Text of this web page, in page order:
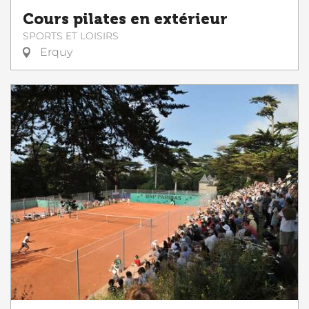
Cours pilates en extérieur
SPORTS ET LOISIRS
Erquy